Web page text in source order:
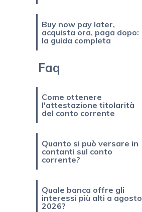
Buy now pay later,
acquista ora, paga dopo:
la guida completa
Faq
Come ottenere
l'attestazione titolarità
del conto corrente
Quanto si può versare in
contanti sul conto
corrente?
Quale banca offre gli
interessi più alti a agosto
2026?